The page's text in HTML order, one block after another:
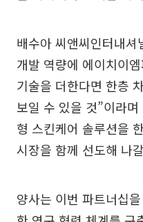
배수아 씨앤씨인터내
개발 역량에 에이치이
기술을 더한다면 한층
보일 수 있을 것”이라
형 스킨케어 솔루션을
시장을 함께 선도해 나
양사는 이번 파트너십